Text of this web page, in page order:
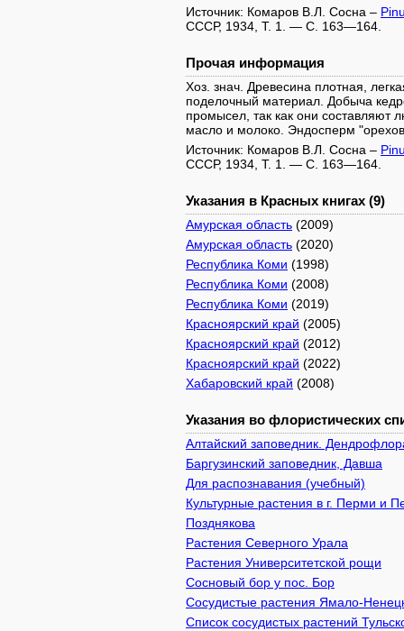
Источник: Комаров В.Л. Сосна –
СССР, 1934, Т. 1. — С. 163—164.
Прочая информация
Хоз. знач. Древесина плотная,
поделочный материал. Добыча
промысел, так как они составляют
масло и молоко. Эндосперм
Источник: Комаров В.Л. Сосна –
СССР, 1934, Т. 1. — С. 163—164.
Указания в Красных книгах (9)
Амурская область (2009)
Амурская область (2020)
Республика Коми (1998)
Республика Коми (2008)
Республика Коми (2019)
Красноярский край (2005)
Красноярский край (2012)
Красноярский край (2022)
Хабаровский край (2008)
Указания во флористических
Алтайский заповедник.
Баргузинский заповедник, Давша
Для распознавания (учебный)
Культурные растения в г. Перми и
Позднякова
Растения Северного Урала
Растения Университетской рощи
Сосновый бор у пос. Бор
Сосудистые растения Ямало-
Список сосудистых растений